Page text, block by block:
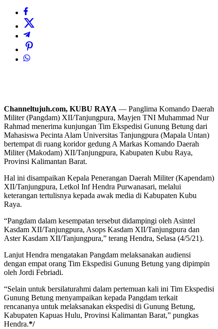
Channeltujuh.com, KUBU RAYA — Panglima Komando Daerah
Militer (Pangdam) XII/Tanjungpura, Mayjen TNI Muhammad Nur
Rahmad menerima kunjungan Tim Ekspedisi Gunung Betung dari
Mahasiswa Pecinta Alam Universitas Tanjungpura (Mapala Untan)
bertempat di ruang koridor gedung A Markas Komando Daerah
Militer (Makodam) XII/Tanjungpura, Kabupaten Kubu Raya,
Provinsi Kalimantan Barat.
Hal ini disampaikan Kepala Penerangan Daerah Militer (Kapendam)
XII/Tanjungpura, Letkol Inf Hendra Purwanasari, melalui
keterangan tertulisnya kepada awak media di Kabupaten Kubu
Raya.
“Pangdam dalam kesempatan tersebut didampingi oleh Asintel
Kasdam XII/Tanjungpura, Asops Kasdam XII/Tanjungpura dan
Aster Kasdam XII/Tanjungpura,” terang Hendra, Selasa (4/5/21).
Lanjut Hendra mengatakan Pangdam melaksanakan audiensi
dengan empat orang Tim Ekspedisi Gunung Betung yang dipimpin
oleh Jordi Febriadi.
“Selain untuk bersilaturahmi dalam pertemuan kali ini Tim Ekspedisi
Gunung Betung menyampaikan kepada Pangdam terkait
rencananya untuk melaksanakan ekspedisi di Gunung Betung,
Kabupaten Kapuas Hulu, Provinsi Kalimantan Barat,” pungkas
Hendra.*/